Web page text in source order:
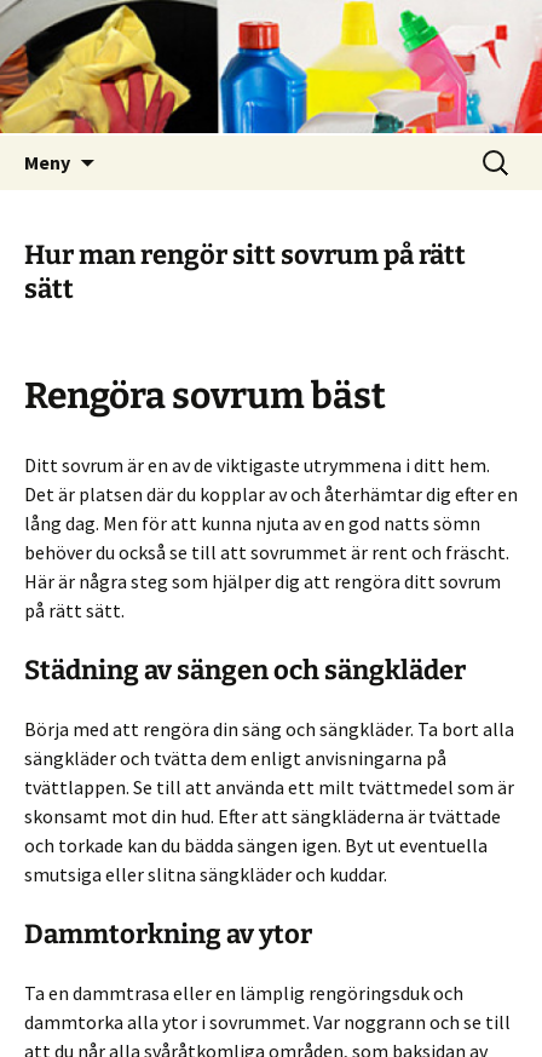
FlyttstädningMölndal.nu
Din städfirma i Göteborg
Meny
Sök
efter:
Hur man rengör sitt sovrum på rätt
sätt
Rengöra sovrum bäst
Ditt sovrum är en av de viktigaste utrymmena i ditt hem.
Det är platsen där du kopplar av och återhämtar dig efter en
lång dag. Men för att kunna njuta av en god natts sömn
behöver du också se till att sovrummet är rent och fräscht.
Här är några steg som hjälper dig att rengöra ditt sovrum
på rätt sätt.
Städning av sängen och sängkläder
Börja med att rengöra din säng och sängkläder. Ta bort alla
sängkläder och tvätta dem enligt anvisningarna på
tvättlappen. Se till att använda ett milt tvättmedel som är
skonsamt mot din hud. Efter att sängkläderna är tvättade
och torkade kan du bädda sängen igen. Byt ut eventuella
smutsiga eller slitna sängkläder och kuddar.
Dammtorkning av ytor
Ta en dammtrasa eller en lämplig rengöringsduk och
dammtorka alla ytor i sovrummet. Var noggrann och se till
att du når alla svåråtkomliga områden, som baksidan av